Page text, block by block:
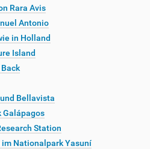
Rara Avis
Antonio
in Holland
Island
Back
Bellavista
Galápagos
Station
im Nationalpark Yasuní